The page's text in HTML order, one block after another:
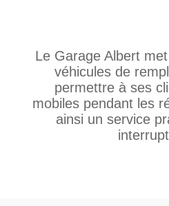
Le Garage Albert
véhicules de
permettre à ses
mobiles pendant les
ainsi un service